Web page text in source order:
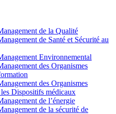
de la Qualité
de Santé et Sécurité au
Environnemental
des Organismes
des Organismes
Dispositifs médicaux
de l’énergie
de la sécurité de